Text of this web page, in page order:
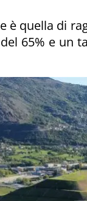
è quella di
65% e un